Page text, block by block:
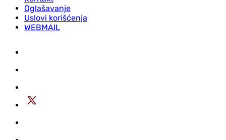
Oglašavanje
Uslovi korišćenja
WEBMAIL